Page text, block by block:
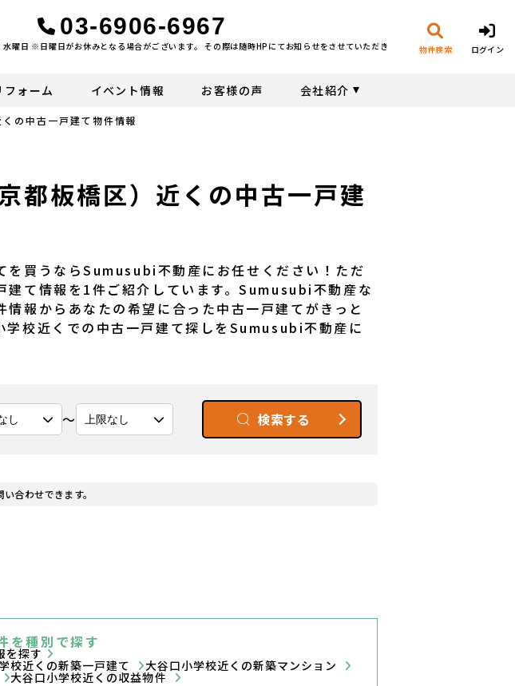
03-6906-6967
水曜日 ※日曜日がお休みとなる場合がございます。 その際は随時HPにてお知らせをさせていただき 物件検索 ログイン
フォーム イベント情報 お客様の声 会社紹介
の中古一戸建て物件情報
都板橋区）近くの中古一戸建
を買うならSumusubi不動産にお任せください！ただ
建て情報を1件ご紹介しています。Sumusubi不動産な
報からあなたの希望に合った中古一戸建てがきっと
学校近くでの中古一戸建て探しをSumusubi不動産に
〜 検索する
合わせできます。
を種別で探す
を探す
校近くの新築一戸建て 大谷口小学校近くの新築マンション
大谷口小学校近くの収益物件